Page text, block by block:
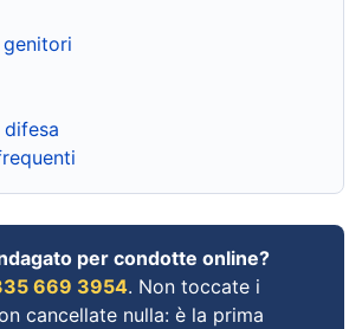
per condotte online?
669 3954. Non toccate i
cancellate nulla: è la prima